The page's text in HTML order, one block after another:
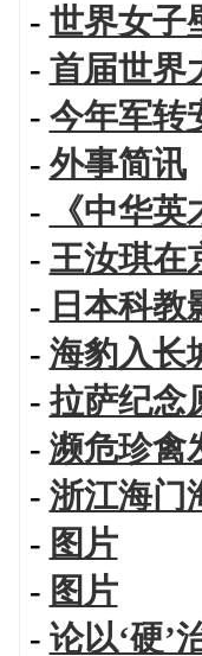
- 世界女子
- 首届世界
- 今年军转
- 外事简讯
-
《中华
- 王汝琪在
- 日本科
- 海豹入长
-拉萨纪念
- 濒危珍禽
- 浙江海门
- 图片
- 图片
- 论以‘硬’